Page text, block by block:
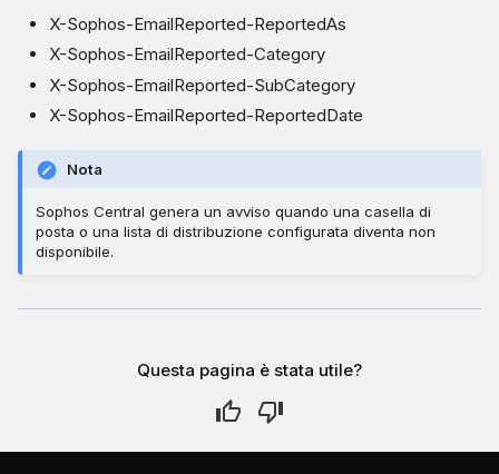
X-Sophos-EmailReported-ReportedAs
X-Sophos-EmailReported-Category
X-Sophos-EmailReported-SubCategory
X-Sophos-EmailReported-ReportedDate
Nota
Sophos Central genera un avviso quando una casella di
posta o una lista di distribuzione configurata diventa non
disponibile.
Questa pagina è stata utile?